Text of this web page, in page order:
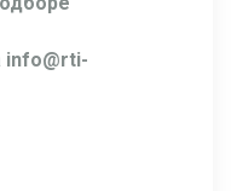
info@rti-